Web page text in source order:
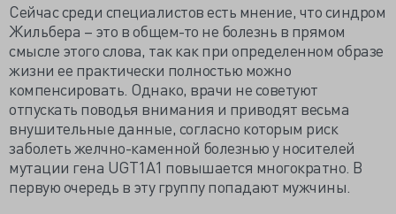
Сейчас среди специалистов есть мнение, что синдром
Жильбера – это в общем-то не болезнь в прямом
смысле этого слова, так как при определенном образе
жизни ее практически полностью можно
компенсировать. Однако, врачи не советуют
отпускать поводья внимания и приводят весьма
внушительные данные, согласно которым риск
заболеть желчно-каменной болезнью у носителей
мутации гена UGT1A1 повышается многократно. В
первую очередь в эту группу попадают мужчины.